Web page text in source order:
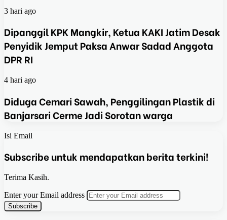
3 hari ago
Dipanggil KPK Mangkir, Ketua KAKI Jatim Desak
Penyidik Jemput Paksa Anwar Sadad Anggota
DPR RI
4 hari ago
Diduga Cemari Sawah, Penggilingan Plastik di
Banjarsari Cerme Jadi Sorotan warga
Isi Email
Subscribe untuk mendapatkan berita terkini!
Terima Kasih.
Enter your Email address